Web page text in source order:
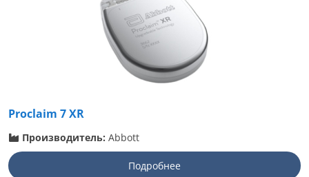
Proclaim 7 XR
Производитель: Abbott
Подробнее